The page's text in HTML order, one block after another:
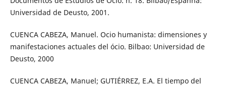
Universidad de Deusto, 2001.
CUENCA CABEZA, Manuel. Ocio humanista: dimensiones y
manifestaciones actuales del ócio. Bilbao: Universidad de
Deusto, 2000
CUENCA CABEZA, Manuel; GUTIÉRREZ, E.A. El tiempo del